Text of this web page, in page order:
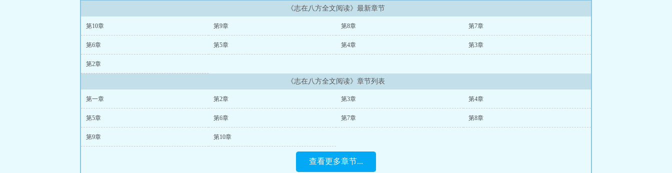
《志在八方全文阅读》最新章节
第10章 第9章 第8章 第7章
第6章 第5章 第4章 第3章
第2章
《志在八方全文阅读》章节列表
第一章 第2章 第3章 第4章
第5章 第6章 第7章 第8章
第9章 第10章
查看更多章节...